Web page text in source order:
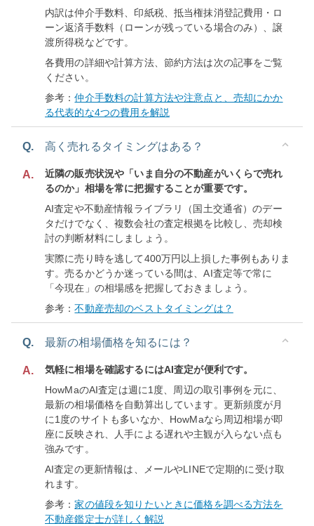
内訳は仲介手数料、印紙税、抵当権抹消登記費用・ロ
ーン返済手数料（ローンが残っている場合のみ）、譲
渡所得税などです。
各費用の詳細や計算方法、節約方法は次の記事をご覧
ください。
参考：仲介手数料の計算方法や注意点と、売却にかか
る代表的な4つの費用を解説
Q. 高く売れるタイミングはある？
A.
近隣の販売状況や「いま自分の不動産がいくらで売れ
るのか」相場を常に把握することが重要です。
AI査定や不動産情報ライブラリ（国土交通省）のデー
タだけでなく、複数会社の査定根拠を比較し、売却検
討の判断材料にしましょう。
実際に売り時を逃して400万円以上損した事例もありま
す。売るかどうか迷っている間は、AI査定等で常に
「今現在」の相場感を把握しておきましょう。
参考：不動産売却のベストタイミングは？
Q. 最新の相場価格を知るには？
A.
気軽に相場を確認するにはAI査定が便利です。
HowMaのAI査定は週に1度、周辺の取引事例を元に、
最新の相場価格を自動算出しています。更新頻度が月
に1度のサイトも多いなか、HowMaなら周辺相場が即
座に反映され、人手による遅れや主観が入らない点も
強みです。
AI査定の更新情報は、メールやLINEで定期的に受け取
れます。
参考：家の値段を知りたいときに価格を調べる方法を
不動産鑑定士が詳しく解説